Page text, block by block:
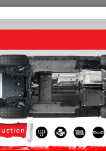
Jeep
Moteur Jeep Compass